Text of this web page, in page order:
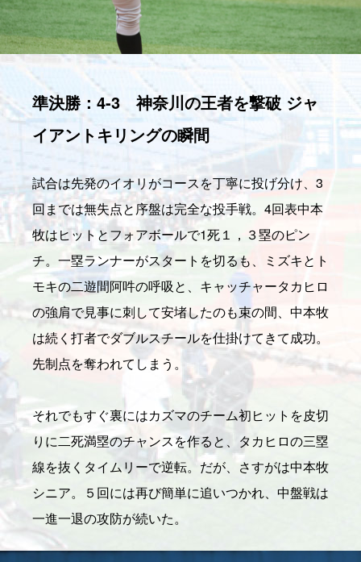
準決勝：4-3 神奈川の王者を撃破 ジャ
イアントキリングの瞬間
試合は先発のイオリがコースを丁寧に投げ分け、3
回までは無失点と序盤は完全な投手戦。4回表中本
牧はヒットとフォアボールで1死１，３塁のピン
チ。一塁ランナーがスタートを切るも、ミズキとト
モキの二遊間阿吽の呼吸と、キャッチャータカヒロ
の強肩で見事に刺して安堵したのも束の間、中本牧
は続く打者でダブルスチールを仕掛けてきて成功。
先制点を奪われてしまう。
それでもすぐ裏にはカズマのチーム初ヒットを皮切
りに二死満塁のチャンスを作ると、タカヒロの三塁
線を抜くタイムリーで逆転。だが、さすがは中本牧
シニア。５回には再び簡単に追いつかれ、中盤戦は
一進一退の攻防が続いた。